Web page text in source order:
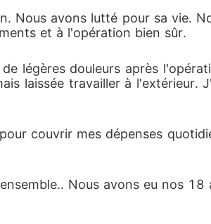
Nous avons lutté pour sa vie.
et à l'opération bien sûr.
légères douleurs après
laissée travailler à l'extérieur.
couvrir mes dépenses
Nous avons eu nos 18